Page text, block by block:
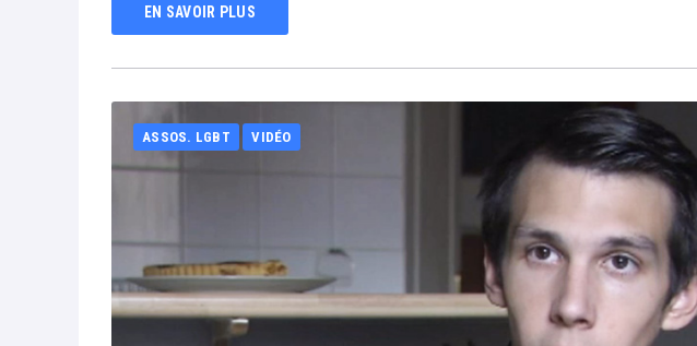
EN SAVOIR PLUS
ASSOS. LGBT VIDÉO